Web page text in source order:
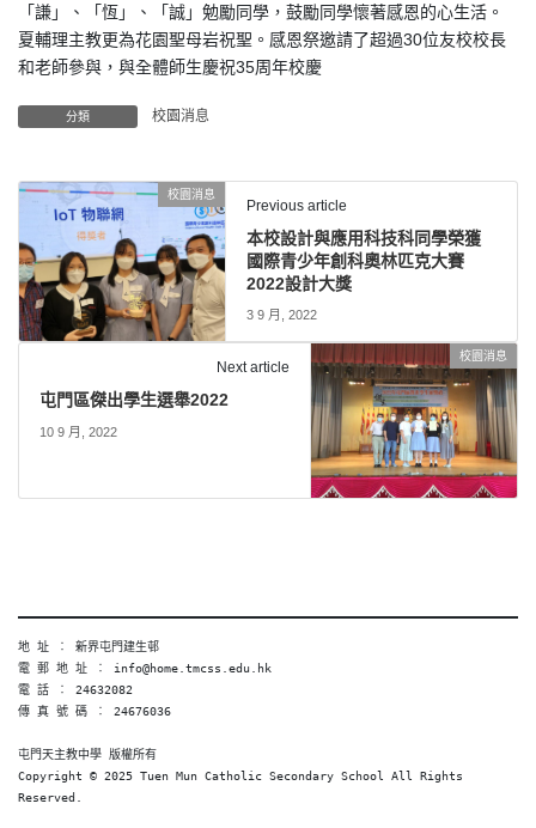
「謙」、「恆」、「誠」勉勵同學，鼓勵同學懷著感恩的心生活。
夏輔理主教更為花園聖母岩祝聖。感恩祭邀請了超過30位友校校長
和老師參與，與全體師生慶祝35周年校慶
分類 校園消息
校園消息
Previous article
本校設計與應用科技科同學榮獲
國際青少年創科奧林匹克大賽
2022設計大獎
3 9 月, 2022
校園消息
Next article
屯門區傑出學生選舉2022
10 9 月, 2022
地 址 ︰ 新界屯門建生邨
電 郵 地 址 ︰ info@home.tmcss.edu.hk
電 話 ︰ 24632082
傳 真 號 碼 ︰ 24676036
屯門天主教中學 版權所有
Copyright © 2025 Tuen Mun Catholic Secondary School All Rights
Reserved.